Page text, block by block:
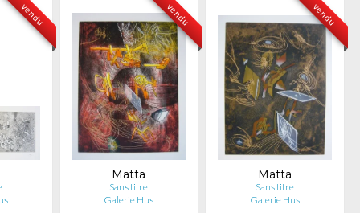
vendu vendu
Matta
Sans titre
Galerie Hus
vendu
Matta
Sans titre
Galerie Hus